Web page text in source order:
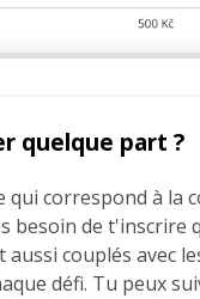
quelque part ?
qui correspond à la
de t'inscrire
couplés avec
défi. Tu peux